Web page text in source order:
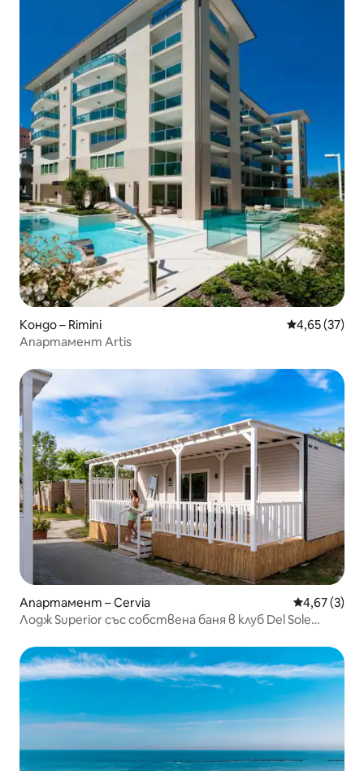
Кондо – Rimini Средна
4,65 (37)
Апартамент Artis
Апартамент – Cervia Средна
4,67 (3)
Лодж Superior със собствена баня в клуб Del Sole